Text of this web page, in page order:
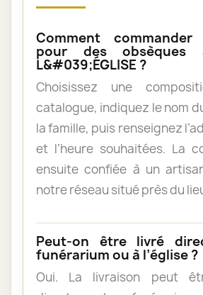
Comment
pour des obsèques
L&#039;ÉGLISE ?
Choisissez une
catalogue, indiquez le nom
la famille, puis renseignez
et l’heure souhaitées. La
ensuite confiée à un
notre réseau situé près du
Peut-on être livré
funérarium ou à l’église ?
Oui. La livraison peut